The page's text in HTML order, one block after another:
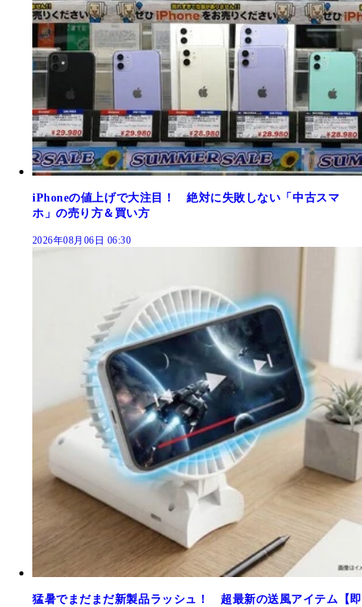
iPhoneの値上げで大注目！ 絶対に失敗しない「中古スマ
ホ」の売り方＆買い方
2026年08月06日 06:30
猛暑でまだまだ新製品ラッシュ！ 超最新の送風アイテム【即